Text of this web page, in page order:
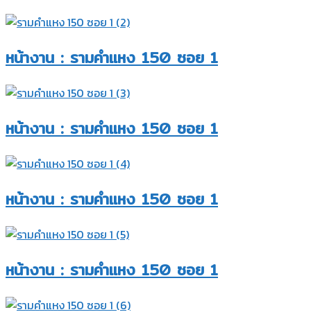
หน้างาน : รามคำแหง 150 ซอย 1
หน้างาน : รามคำแหง 150 ซอย 1
หน้างาน : รามคำแหง 150 ซอย 1
หน้างาน : รามคำแหง 150 ซอย 1